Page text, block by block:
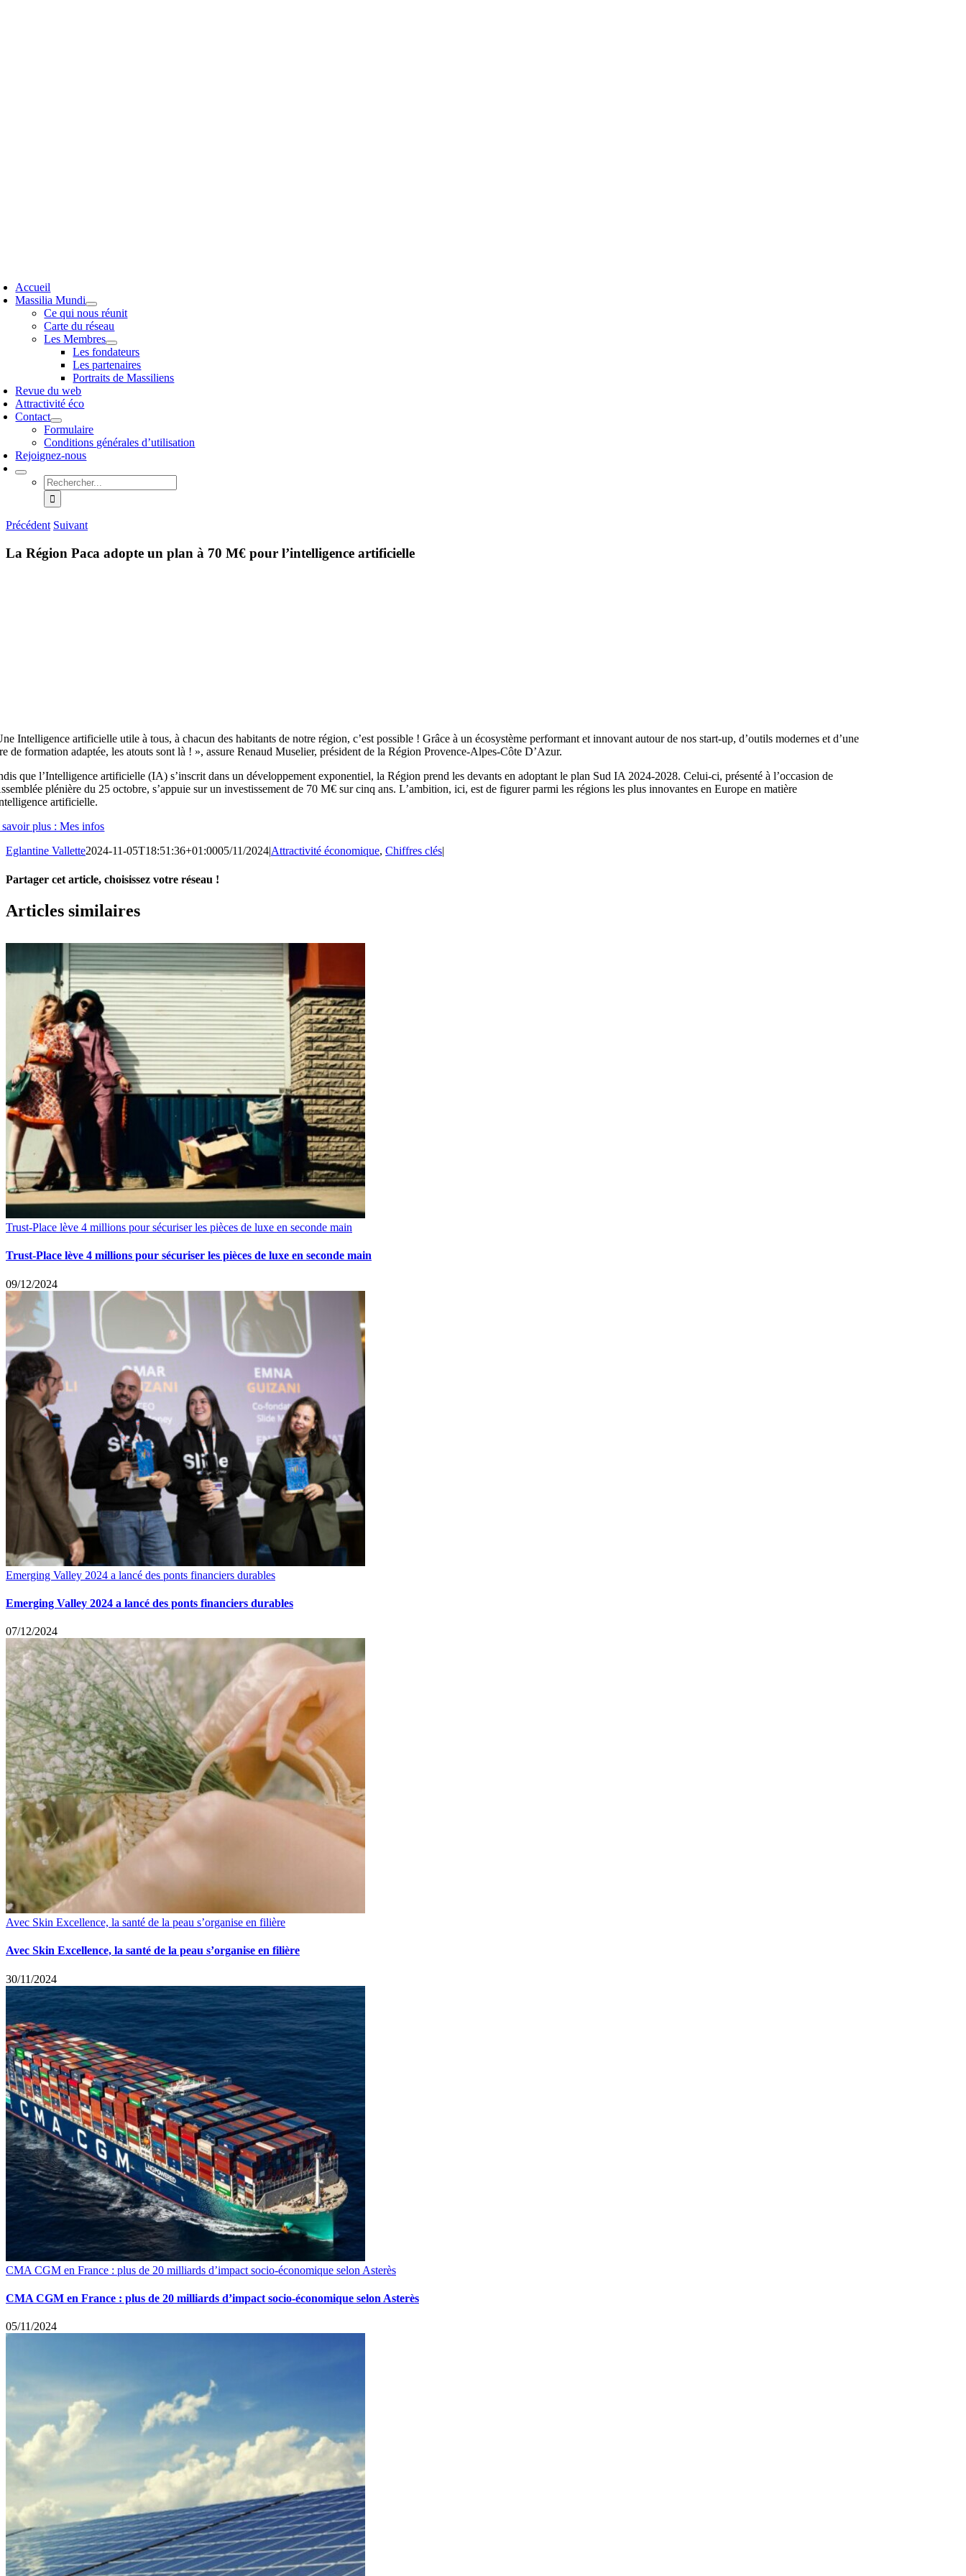
Accueil
Massilia Mundi
Ce qui nous réunit
Carte du réseau
Les Membres
Les fondateurs
Les partenaires
Portraits de Massiliens
Revue du web
Attractivité éco
Contact
Formulaire
Conditions générales d’utilisation
Rejoignez-nous
Rechercher:
Précédent Suivant
La Région Paca adopte un plan à 70 M€ pour l’intelligence artificielle
Intelligence artificielle utile à tous, à chacun des habitants de notre région, c’est possible ! Grâce à un écosystème performant et innovant autour de nos start-up, d’outils modernes et d’une
de formation adaptée, les atouts sont là ! », assure Renaud Muselier, président de la Région Provence-Alpes-Côte D’Azur.
que l’Intelligence artificielle (IA) s’inscrit dans un développement exponentiel, la Région prend les devants en adoptant le plan Sud IA 2024-2028. Celui-ci, présenté à l’occasion de
plénière du 25 octobre, s’appuie sur un investissement de 70 M€ sur cinq ans. L’ambition, ici, est de figurer parmi les régions les plus innovantes en Europe en matière
artificielle.
savoir plus : Mes infos
Eglantine Vallette2024-11-05T18:51:36+01:0005/11/2024|Attractivité économique, Chiffres clés|
Partager cet article, choisissez votre réseau !
Facebook
X
LinkedIn
Email
Articles similaires
Trust-Place lève 4 millions pour sécuriser les pièces de luxe en seconde main
Trust-Place lève 4 millions pour sécuriser les pièces de luxe en seconde main
09/12/2024
Emerging Valley 2024 a lancé des ponts financiers durables
Emerging Valley 2024 a lancé des ponts financiers durables
07/12/2024
Avec Skin Excellence, la santé de la peau s’organise en filière
Avec Skin Excellence, la santé de la peau s’organise en filière
30/11/2024
CMA CGM en France : plus de 20 milliards d’impact socio-économique selon Asterès
CMA CGM en France : plus de 20 milliards d’impact socio-économique selon Asterès
05/11/2024